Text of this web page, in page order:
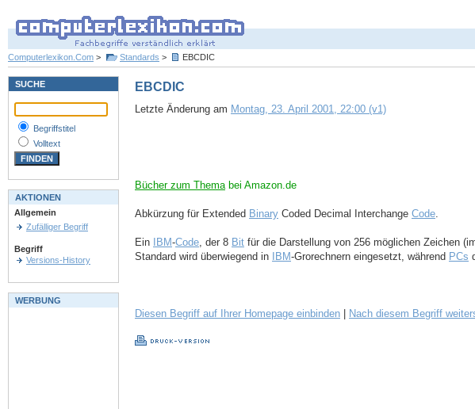
Computerlexikon.Com > Standards > EBCDIC
EBCDIC
Letzte Änderung am Montag, 23. April 2001, 22:00 (v1)
Bücher zum Themabei Amazon.de
Abkürzung für Extended Binary Coded Decimal Interchange Code.
Ein IBM-Code, der 8 Bit für die Darstellung von 256 möglichen Zeichen
Standard wird überwiegend in
IBM-Grorechnern eingesetzt, während PCs
Diesen Begriff auf Ihrer Homepage einbinden Nach diesem Begriff
SUCHE
Begriffstitel
Volltext
AKTIONEN
Allgemein
Zufälliger Begriff
Begriff
Versions-History
WERBUNG